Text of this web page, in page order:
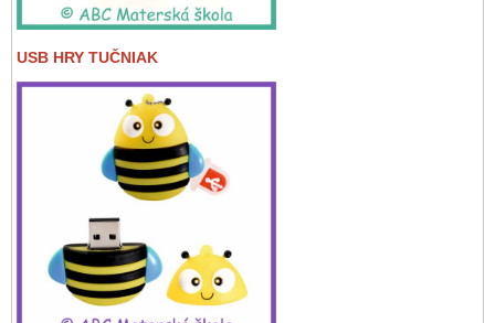
USB HRY TUČNIAK